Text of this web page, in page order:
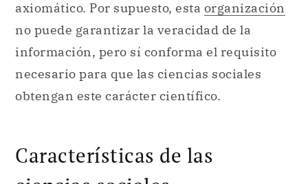
obtengan este carácter científico.
Características de las
ciencias sociales.
siguientes características comunes a todas